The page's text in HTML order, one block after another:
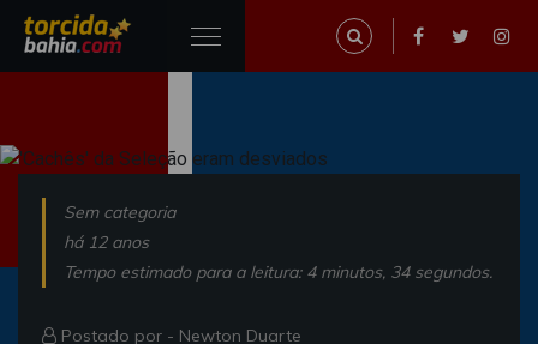
Sem categoria
há 12 anos
Tempo estimado para a leitura: 4 minutos, 34 segundos.
Postado por - Newton Duarte